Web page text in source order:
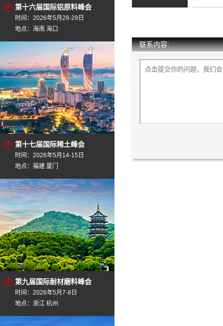
第十六届国际铝原料峰会
时间：2026年5月28-29日
地点：海南 海口
第十七届国际稀土峰会
时间：2026年5月14-15日
地点：福建 厦门
第九届国际耐材磨料峰会
时间：2026年5月7-8日
地点：浙江 杭州
联系内容: